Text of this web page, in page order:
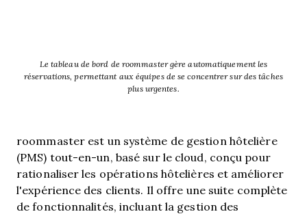
Le tableau de bord de roommaster gère automatiquement les
réservations, permettant aux équipes de se concentrer sur des tâches
plus urgentes.
roommaster est un système de gestion hôtelière
(PMS) tout-en-un, basé sur le cloud, conçu pour
rationaliser les opérations hôtelières et améliorer
l'expérience des clients. Il offre une suite complète
de fonctionnalités, incluant la gestion des